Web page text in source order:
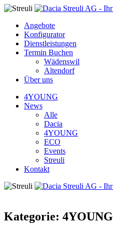
Angebote
Konfigurator
Dienstleistungen
Termin Buchen
Wädenswil
Altendorf
Über uns
4YOUNG
News
Alle
Dacia
4YOUNG
ECO
Events
Streuli
Kontakt
Kategorie: 4YOUNG